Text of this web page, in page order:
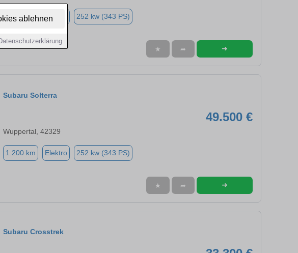
ablehnen
2.750 km Elektro 252 kw (343 PS)
★ ➦ ➜
Subaru Solterra
49.500 €
Wuppertal, 42329
1.200 km Elektro 252 kw (343 PS)
★ ➦ ➜
Subaru Crosstrek